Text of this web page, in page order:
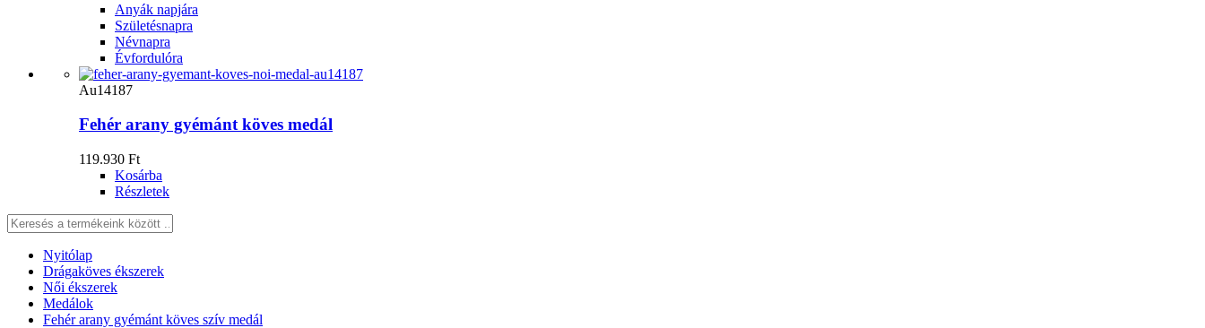
Anyák napjára
Születésnapra
Névnapra
Évfordulóra
Au14187
Fehér arany gyémánt köves medál
119.930 Ft
Kosárba
Részletek
Nyitólap
Drágaköves ékszerek
Női ékszerek
Medálok
Fehér arany gyémánt köves szív medál